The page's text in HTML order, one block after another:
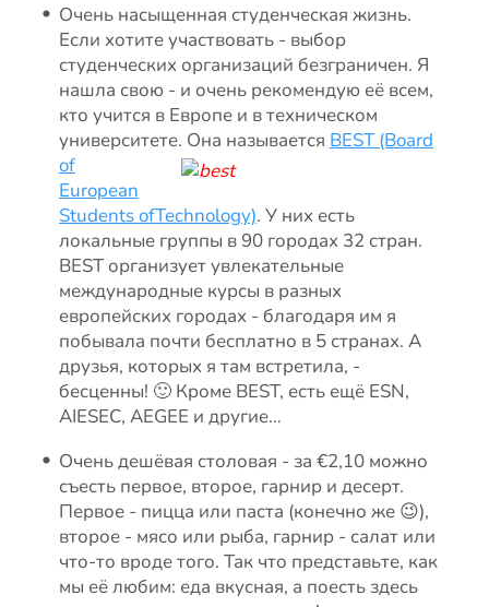
Очень насыщенная студенческая жизнь.
Если хотите участвовать - выбор
студенческих организаций безграничен. Я
нашла свою - и очень рекомендую её всем,
кто учится в Европе и в техническом
университете. Она называется BEST (Board
of
European
Students ofTechnology). У них есть
локальные группы в 90 городах 32 стран.
BEST организует увлекательные
международные курсы в разных
европейских городах - благодаря им я
побывала почти бесплатно в 5 странах. А
друзья, которых я там встретила, -
бесценны! 🙂 Кроме BEST, есть ещё ESN,
AIESEC, AEGEE и другие…
Очень дешёвая столовая - за €2,10 можно
съесть первое, второе, гарнир и десерт.
Первое - пицца или паста (конечно же 😉),
второе - мясо или рыба, гарнир - салат или
что-то вроде того. Так что представьте, как
мы её любим: еда вкусная, а поесть здесь